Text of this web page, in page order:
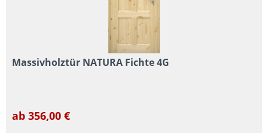
Massivholztür NATURA Fichte 4G
ab 356,00 €